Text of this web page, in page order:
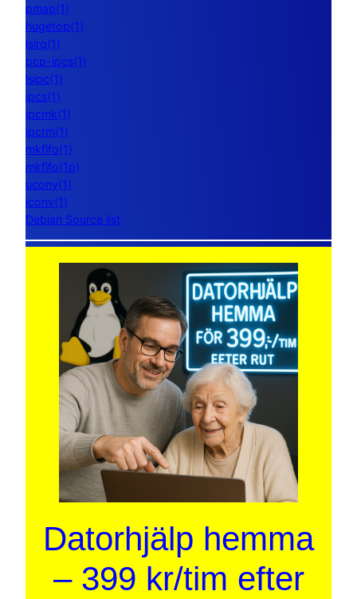
pmap(1)
hugetop(1)
lsirq(1)
pcp-ipcs(1)
lsipc(1)
ipcs(1)
ipcmk(1)
ipcrm(1)
mkfifo(1)
mkfifo(1p)
uconv(1)
iconv(1)
Debian Source list
Datorhjälp hemma
– 399 kr/tim efter